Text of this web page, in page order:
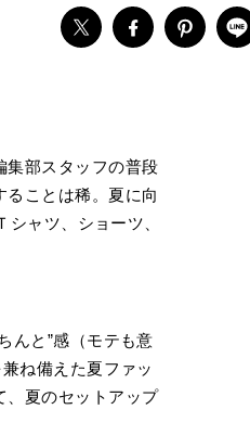
集部スタッフの普段
ことは稀。夏に向
ャツ、ショーツ、
んと”感（モテも意
ね備えた夏ファッ
夏のセットアップ